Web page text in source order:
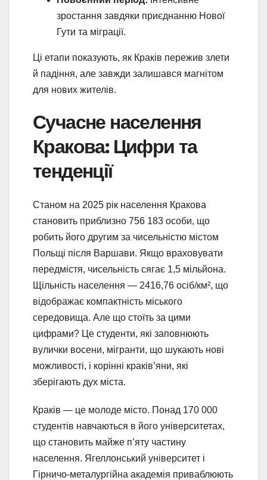
зростання завдяки приєднанню Нової
Гути та міграції.
Ці етапи показують, як Краків пережив злети
й падіння, але завжди залишався магнітом
для нових жителів.
Сучасне населення
Кракова: Цифри та
тенденції
Станом на 2025 рік населення Кракова
становить приблизно 756 183 особи, що
робить його другим за чисельністю містом
Польщі після Варшави. Якщо враховувати
передмістя, чисельність сягає 1,5 мільйона.
Щільність населення — 2416,76 осіб/км², що
відображає компактність міського
середовища. Але що стоїть за цими
цифрами? Це студенти, які заповнюють
вулички восени, мігранти, що шукають нові
можливості, і корінні краків’яни, які
зберігають дух міста.
Краків — це молоде місто. Понад 170 000
студентів навчаються в його університетах,
що становить майже п’яту частину
населення. Ягеллонський університет і
Гірничо-металургійна академія приваблюють